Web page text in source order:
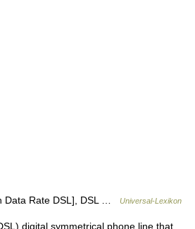
Rate DSL], DSL … Universal-Lexikon
digital symmetrical phone line that